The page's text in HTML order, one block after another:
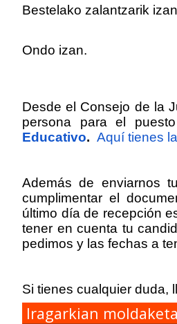
Bestelako zalantzarik
Ondo izan.
Desde el Consejo de la
persona para el
Educativo. Aquí tienes
Además de enviarnos
cumplimentar el
último día de recepción
tener en cuenta tu
pedimos y las fechas a
Si tienes cualquier duda,
Iragarkian